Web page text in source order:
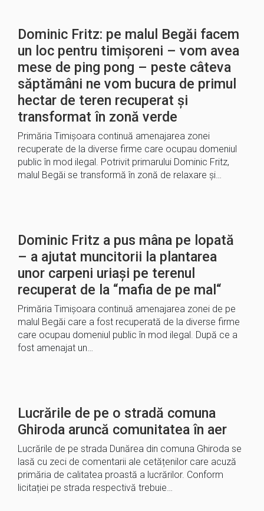
Dominic Fritz: pe malul Begăi facem
un loc pentru timișoreni – vom avea
mese de ping pong – peste câteva
săptămâni ne vom bucura de primul
hectar de teren recuperat și
transformat în zonă verde
Primăria Timișoara continuă amenajarea zonei
recuperate de la diverse firme care ocupau domeniul
public în mod ilegal. Potrivit primarului Dominic Fritz,
malul Begăi se transformă în zonă de relaxare și…
Dominic Fritz a pus mâna pe lopată
– a ajutat muncitorii la plantarea
unor carpeni uriași pe terenul
recuperat de la “mafia de pe mal“
Primăria Timișoara continuă amenajarea zonei de pe
malul Begăi care a fost recuperată de la diverse firme
care ocupau domeniul public în mod ilegal. După ce a
fost amenajat un…
Lucrările de pe o stradă comuna
Ghiroda aruncă comunitatea în aer
Lucrările de pe strada Dunărea din comuna Ghiroda se
lasă cu zeci de comentarii ale cetățenilor care acuză
primăria de calitatea proastă a lucrărilor. Conform
licitației pe strada respectivă trebuie…